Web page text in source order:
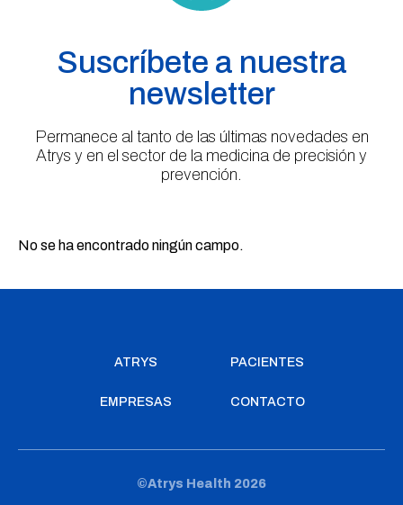
Suscríbete a nuestra
newsletter
Permanece al tanto de las últimas novedades en
Atrys y en el sector de la medicina de precisión y
prevención.
No se ha encontrado ningún campo.
ATRYS PACIENTES
EMPRESAS CONTACTO
©Atrys Health 2026